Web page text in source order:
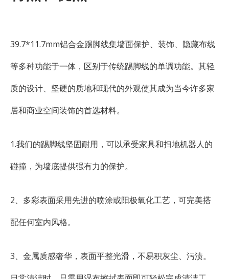
39.7*11.7mm铝合金踢脚线集墙面保护、装饰、隐藏布线
等多种功能于一体，区别于传统踢脚线的单调功能。其轻
质的设计、坚硬的质地和现代的外观使其成为当今许多家
居和商业空间装饰的首选材料。
1.我们的踢脚线坚固耐用，可以承受家具和扫地机器人的
碰撞，为墙底提​​供强有力的保护。
2、多彩表面采用先进的喷涂或阳极氧化工艺，可完美搭
配任何室内风格。
3、金属质感奢华，表面平整光滑，不易积灰尘、污渍。